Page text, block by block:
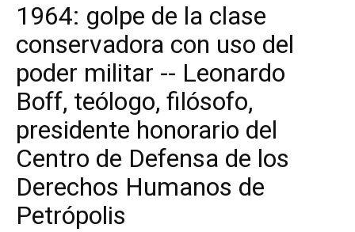
1964: golpe de la clase
conservadora con uso del
poder militar -- Leonardo
Boff, teólogo, filósofo,
presidente honorario del
Centro de Defensa de los
Derechos Humanos de
Petrópolis